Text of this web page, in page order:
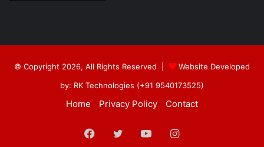
© Copyright 2026, All Rights Reserved |
Website Developed
by: RK Technologies (+91 9540173525)
Home Privacy Policy Contact
Facebook
TwitterYouTubeInstagram